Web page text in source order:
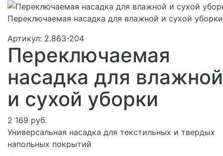
Переключаемая насадка для влажной и сухой уборки
Артикул: 2.863-204
Переключаемая
насадка для влажной
и сухой уборки
2 169 руб.
Универсальная насадка для текстильных и твердых
напольных покрытий